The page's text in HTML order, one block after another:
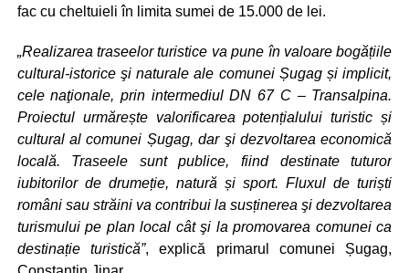
fac cu cheltuieli în limita sumei de 15.000 de lei.
„Realizarea traseelor turistice va pune în valoare bogățiile
cultural-istorice şi naturale ale comunei Șugag și implicit,
cele naţionale, prin intermediul DN 67 C – Transalpina.
Proiectul urmărește valorificarea potențialului turistic și
cultural al comunei Șugag, dar şi dezvoltarea economică
locală. Traseele sunt publice, fiind destinate tuturor
iubitorilor de drumeție, natură și sport. Fluxul de turiști
români sau străini va contribui la susținerea şi dezvoltarea
turismului pe plan local cât şi la promovarea comunei ca
destinație turistică”, explică primarul comunei Șugag,